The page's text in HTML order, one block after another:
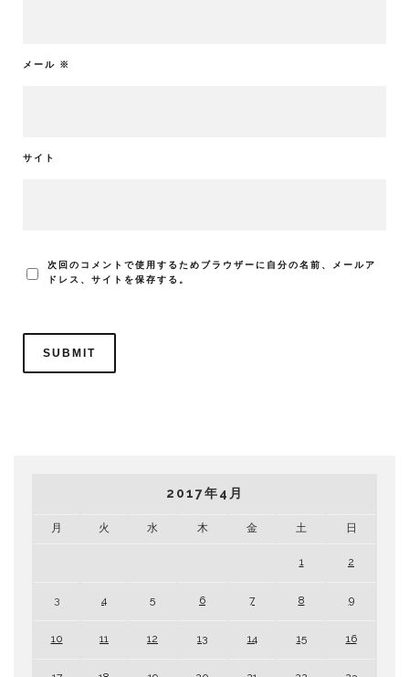
メール ※
サイト
次回のコメントで使用するためブラウザーに自分の名前、メールア
ドレス、サイトを保存する。
2017年4月
月 火 水 木 金 土 日
1 2
3 4 5 6 7 8 9
10 11 12 13 14 15 16